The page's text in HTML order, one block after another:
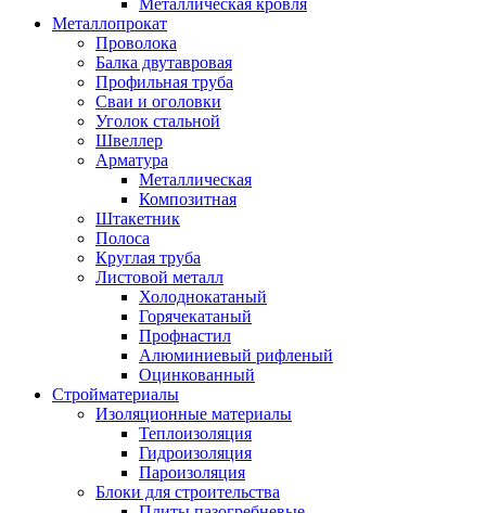
Металлическая кровля
Металлопрокат
Проволока
Балка двутавровая
Профильная труба
Сваи и оголовки
Уголок стальной
Швеллер
Арматура
Металлическая
Композитная
Штакетник
Полоса
Круглая труба
Листовой металл
Холоднокатаный
Горячекатаный
Профнастил
Алюминиевый рифленый
Оцинкованный
Стройматериалы
Изоляционные материалы
Теплоизоляция
Гидроизоляция
Пароизоляция
Блоки для строительства